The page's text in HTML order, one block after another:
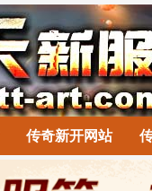
传奇新开网站